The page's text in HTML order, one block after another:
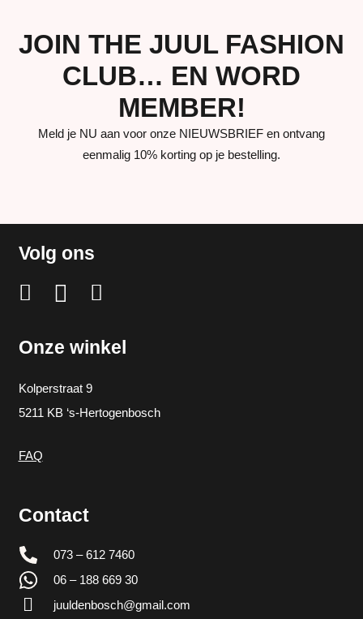
JOIN THE JUUL FASHION
CLUB… EN WORD
MEMBER!
Meld je NU aan voor onze NIEUWSBRIEF en ontvang
eenmalig 10% korting op je bestelling.
Volg ons
Onze winkel
Kolperstraat 9
5211 KB ‘s-Hertogenbosch
FAQ
Contact
073 – 612 7460
06 – 188 669 30
juuldenbosch@gmail.com